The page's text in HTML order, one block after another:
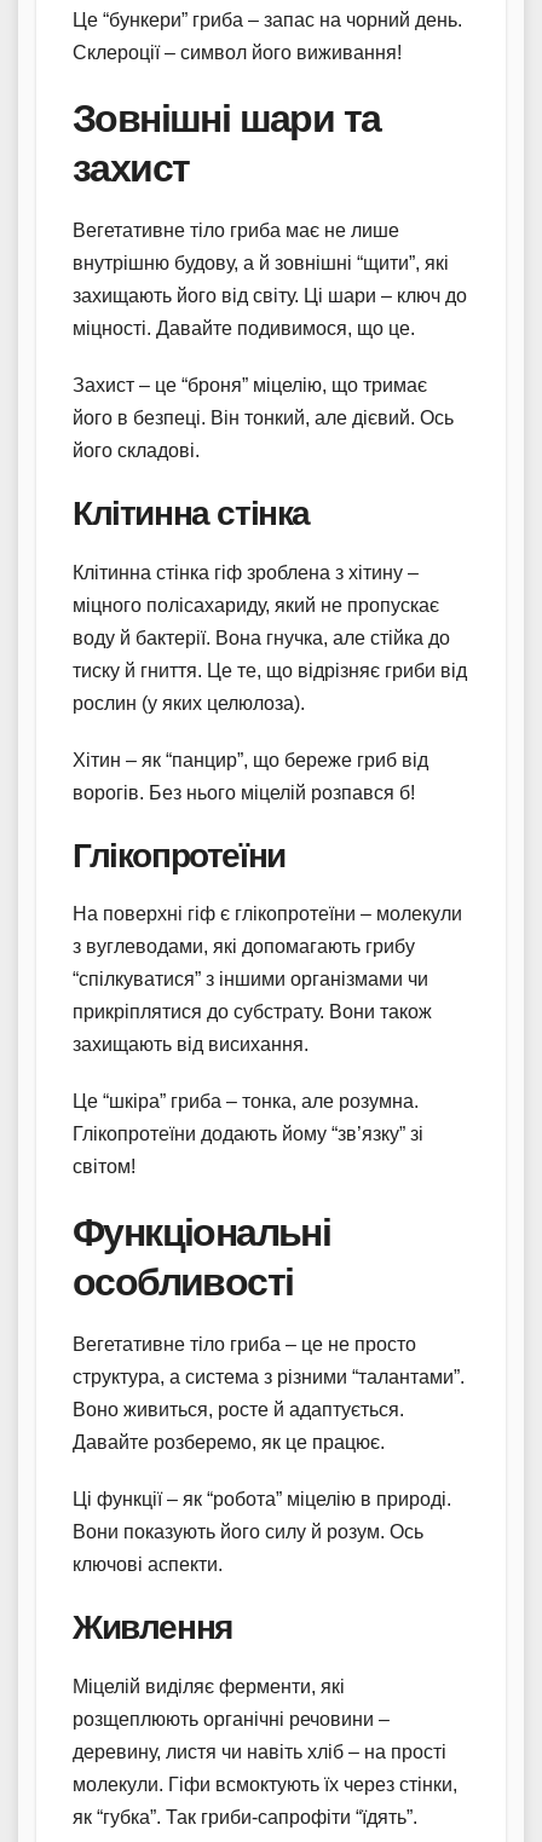
Це “бункери” гриба – запас на чорний день.
Склероції – символ його виживання!
Зовнішні шари та
захист
Вегетативне тіло гриба має не лише
внутрішню будову, а й зовнішні “щити”, які
захищають його від світу. Ці шари – ключ до
міцності. Давайте подивимося, що це.
Захист – це “броня” міцелію, що тримає
його в безпеці. Він тонкий, але дієвий. Ось
його складові.
Клітинна стінка
Клітинна стінка гіф зроблена з хітину –
міцного полісахариду, який не пропускає
воду й бактерії. Вона гнучка, але стійка до
тиску й гниття. Це те, що відрізняє гриби від
рослин (у яких целюлоза).
Хітин – як “панцир”, що береже гриб від
ворогів. Без нього міцелій розпався б!
Глікопротеїни
На поверхні гіф є глікопротеїни – молекули
з вуглеводами, які допомагають грибу
“спілкуватися” з іншими організмами чи
прикріплятися до субстрату. Вони також
захищають від висихання.
Це “шкіра” гриба – тонка, але розумна.
Глікопротеїни додають йому “зв’язку” зі
світом!
Функціональні
особливості
Вегетативне тіло гриба – це не просто
структура, а система з різними “талантами”.
Воно живиться, росте й адаптується.
Давайте розберемо, як це працює.
Ці функції – як “робота” міцелію в природі.
Вони показують його силу й розум. Ось
ключові аспекти.
Живлення
Міцелій виділяє ферменти, які
розщеплюють органічні речовини –
деревину, листя чи навіть хліб – на прості
молекули. Гіфи всмоктують їх через стінки,
як “губка”. Так гриби-сапрофіти “їдять”.